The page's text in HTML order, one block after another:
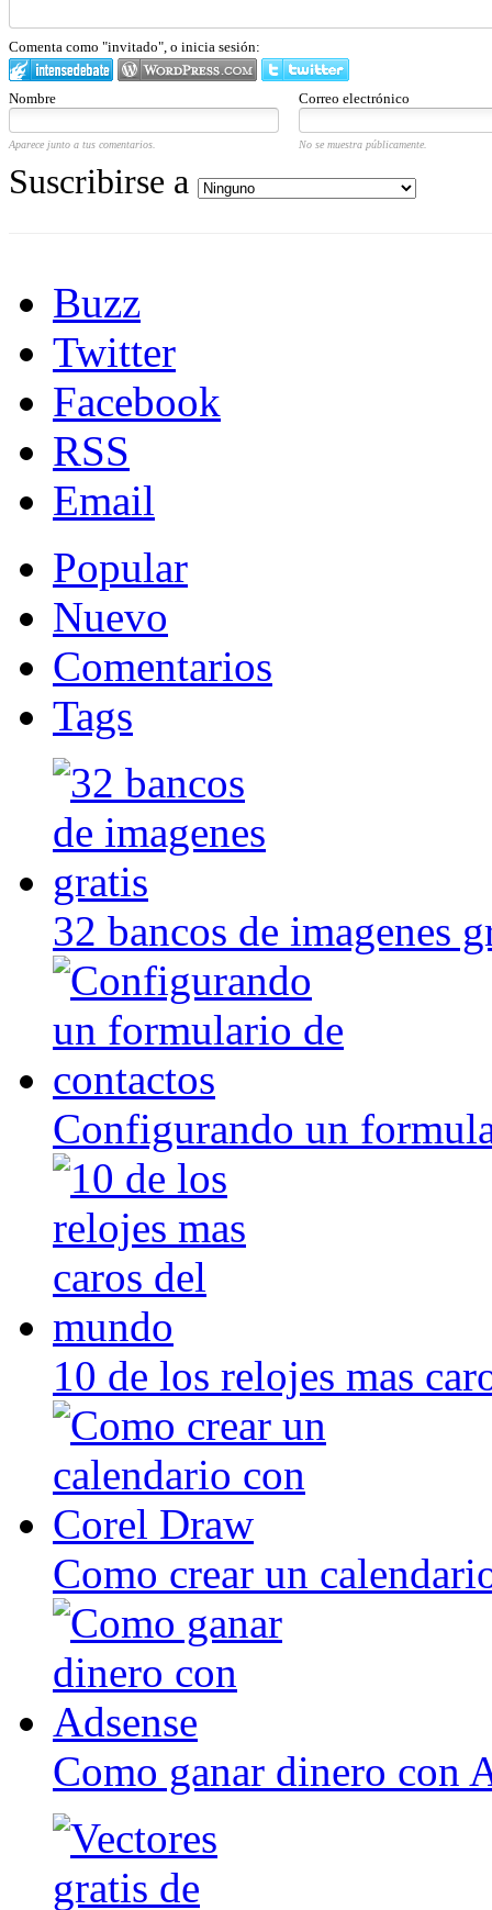
Comenta como "invitado", o inicia sesión:
Nombre Correo electrónico
Aparece junto a tus comentarios. No se muestra públicamente.
Suscribirse a
Buzz
Twitter
Facebook
RSS
Email
Popular
Nuevo
Comentarios
Tags
32 bancos de imagenes
Configurando un
10 de los relojes mas
Como crear un
Como ganar dinero con